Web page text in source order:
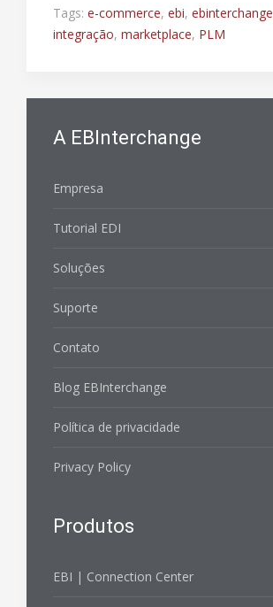
Tags: e-commerce, ebi, ebinterchange
integração, marketplace, PLM
A EBInterchange
Empresa
Tutorial EDI
Soluções
Suporte
Contato
Blog EBInterchange
Política de privacidade
Privacy Policy
Produtos
EBI | Connection Center